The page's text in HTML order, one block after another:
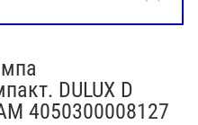
DULUX D
4050300008127